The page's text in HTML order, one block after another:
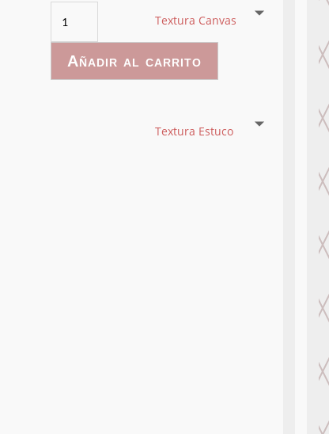
Textura Canvas
Textura Estuco
Palms
-
004
cantidad
Añadir al carrito